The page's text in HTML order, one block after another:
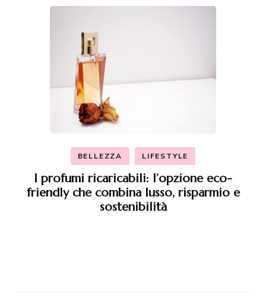
BELLEZZA LIFESTYLE
I profumi ricaricabili: l’opzione eco-
friendly che combina lusso, risparmio e
sostenibilità